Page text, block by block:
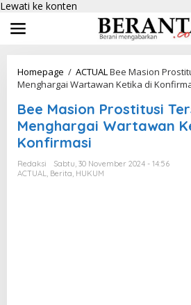
Lewati ke konten
Homepage / ACTUALBee Masion
Menghargai Wartawan Ketika di
Bee Masion Prostitusi
Menghargai Wartawan
Konfirmasi
Redaksi
Sabtu, 30 November 2024 - 14:56
ACTUAL, Berita, HUKUM